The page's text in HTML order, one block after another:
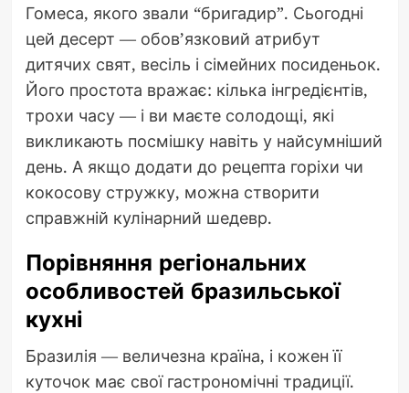
Гомеса, якого звали “бригадир”. Сьогодні
цей десерт — обов’язковий атрибут
дитячих свят, весіль і сімейних посиденьок.
Його простота вражає: кілька інгредієнтів,
трохи часу — і ви маєте солодощі, які
викликають посмішку навіть у найсумніший
день. А якщо додати до рецепта горіхи чи
кокосову стружку, можна створити
справжній кулінарний шедевр.
Порівняння регіональних
особливостей бразильської
кухні
Бразилія — величезна країна, і кожен її
куточок має свої гастрономічні традиції.